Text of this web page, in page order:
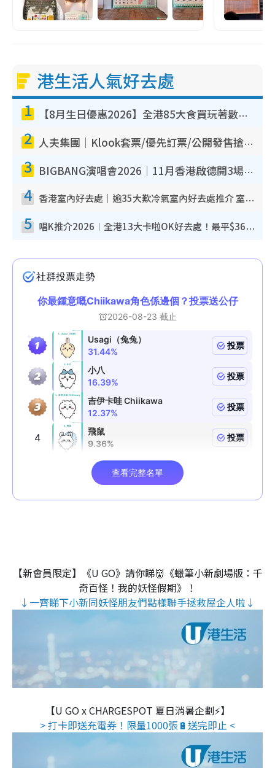
港生活人氣好去處
1 【8月生日優惠2026】全港85大食買玩著數攻略 自助餐/火鍋放題同行免費＋誠品/DONKI送現金券
2 人夫集團｜Klook套票/優先訂票/公開發售搶飛攻略！附票價.購票連結.場地座位表
3 BIGBANG演唱會2026｜11月香港啟德開3場！實名制VIP申請、優先購票攻略
4 香港室內好去處｜逾35大歎冷氣室內好去處推介 室內活動免費避雨無懼落雨
5 唱K推介2026︱全港13大卡啦OK好去處！最平$36起 日文K都有！(附地址+收費詳情)
【新會員限定】《U GO》請你睇👹《蠟筆小新劇場版：千
奇百怪！我的妖怪假期》！
↓一齊睇下小新同妖怪朋友們點樣聯手拯救屋企人啦↓
【U GO x CHARGESPOT 夏日消暑企劃⚡】
> 打卡即送充電券！限量1000張🔋送完即止 <